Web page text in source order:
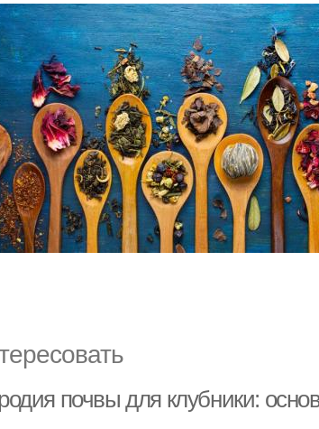
почвы для клубники: